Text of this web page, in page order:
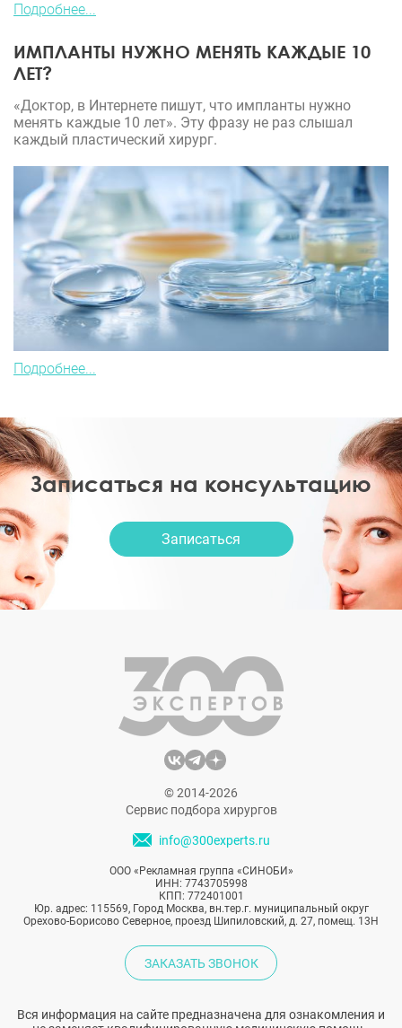
Подробнее...
ИМПЛАНТЫ НУЖНО МЕНЯТЬ КАЖДЫЕ 10
ЛЕТ?
«Доктор, в Интернете пишут, что импланты нужно
менять каждые 10 лет». Эту фразу не раз слышал
каждый пластический хирург.
Подробнее...
Записаться на консультацию
Записаться
© 2014-2026
Сервис подбора хирургов
info@300experts.ru
ООО «Рекламная группа «СИНОБИ»
ИНН: 7743705998
КПП: 772401001
Юр. адрес: 115569, Город Москва, вн.тер.г. муниципальный округ
Орехово-Борисово Северное, проезд Шипиловский, д. 27, помещ. 13Н
ЗАКАЗАТЬ ЗВОНОК
Вся информация на сайте предназначена для ознакомления и